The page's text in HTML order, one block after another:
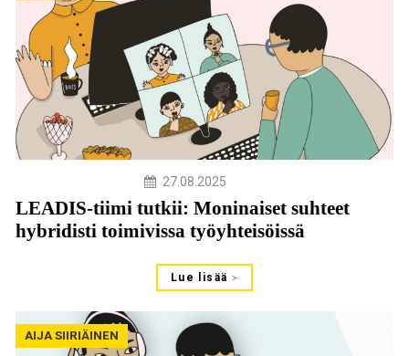
27.08.2025
LEADIS-tiimi tutkii: Moninaiset suhteet
hybridisti toimivissa työyhteisöissä
Lue lisää
AIJA SIIRIÄINEN